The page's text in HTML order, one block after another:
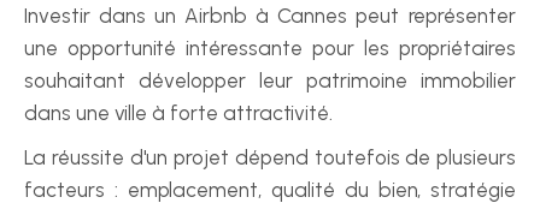
Investir dans un Airbnb à Cannes peut représenter
une opportunité intéressante pour les propriétaires
souhaitant développer leur patrimoine immobilier
dans une ville à forte attractivité.
La réussite d'un projet dépend toutefois de plusieurs
facteurs : emplacement, qualité du bien, stratégie